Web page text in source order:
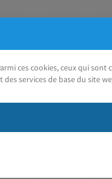
ces cookies, ceux qui sont
services de base du site